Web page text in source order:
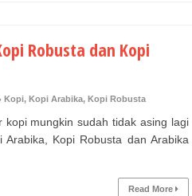
Robusta dan Kopi
Kopi, Kopi Arabika, Kopi Robusta
kopi mungkin sudah tidak asing lagi
Kopi Robusta dan Arabika
Read More